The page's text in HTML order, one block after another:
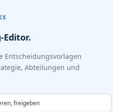
Entscheidungsvorlagen
Abteilungen und
freigeben